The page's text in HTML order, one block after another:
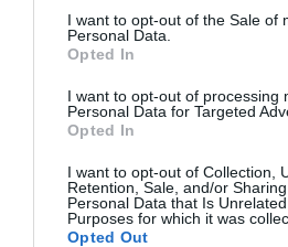
consent section.
I want to opt-out of the Sale of
Personal Data.
Opted In
I want to opt-out of processing
Personal Data for Targeted
Opted In
I want to opt-out of Collection,
Retention, Sale, and/or
Personal Data that Is
Purposes for which it was
Opted Out
Παρακαλώ Περιμένετε...